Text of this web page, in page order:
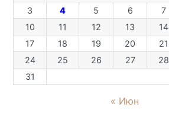
3
4 5 6 7
10
11 12 13 14
17
18 19 20 21
24
25 26 27 28
31
« Июн